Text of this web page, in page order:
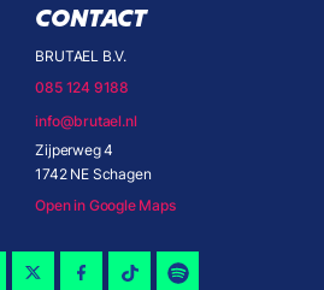
CONTACT
BRUTAEL B.V.
085 124 9188
info@brutael.nl
Zijperweg 4
1742 NE Schagen
Open in Google Maps